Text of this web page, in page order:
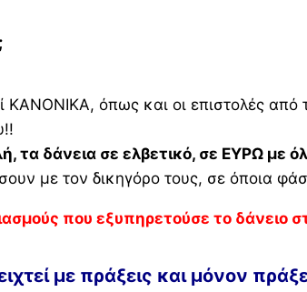
ΚΑΝΟΝΙΚΑ, όπως και οι επιστολές από
δάνεια σε ελβετικό, σε ΕΥΡΩ με
με τον δικηγόρο τους, σε όποια
που εξυπηρετούσε το δάνειο
με πράξεις και μόνον